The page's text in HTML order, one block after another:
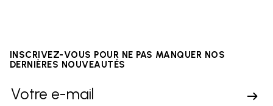
INSCRIVEZ-VOUS POUR NE PAS MANQUER NOS
DERNIÈRES NOUVEAUTÉS